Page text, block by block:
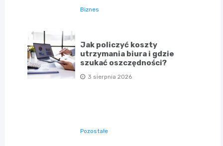
Biznes
Jak policzyć koszty
utrzymania biura i gdzie
szukać oszczędności?
3 sierpnia 2026
Pozostałe